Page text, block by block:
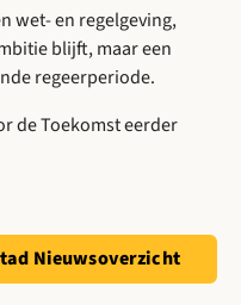
wet- en regelgeving,
blijft, maar een
regeerperiode.
de Toekomst eerder
Nieuwsoverzicht